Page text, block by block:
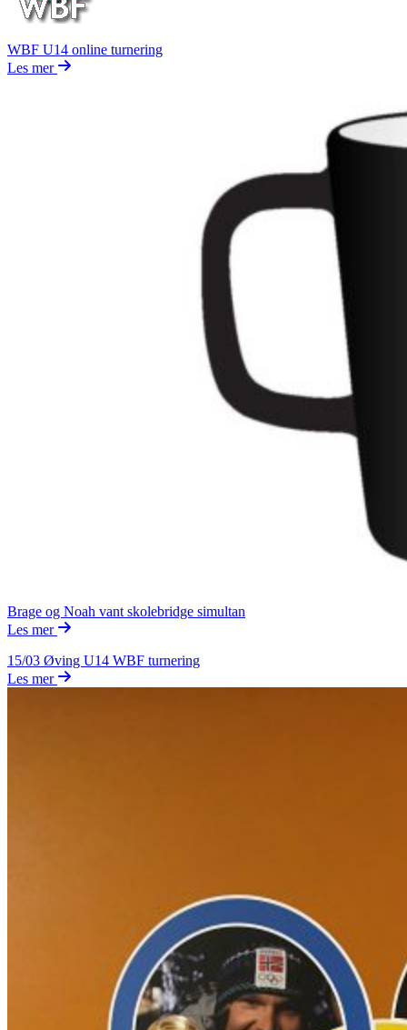
WBF U14 online turnering
Les mer
Brage og Noah vant skolebridge simultan
Les mer
15/03 Øving U14 WBF turnering
Les mer